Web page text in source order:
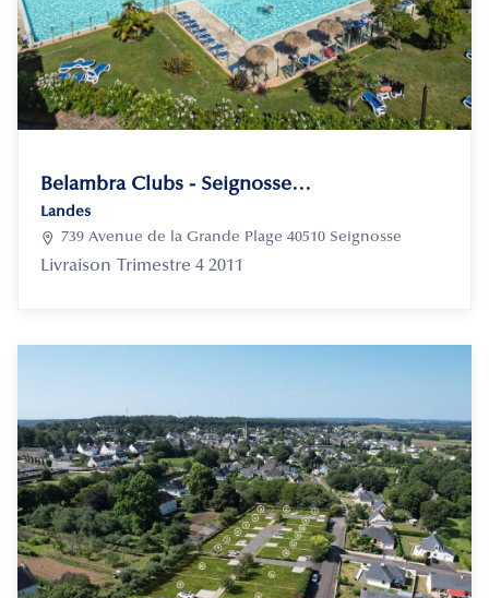
Belambra Clubs - Seignosse - Les Tuquets
Landes

739 Avenue de la Grande Plage 40510 Seignosse
Livraison Trimestre 4 2011